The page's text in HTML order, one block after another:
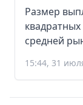
Размер
средней
15:44, 31